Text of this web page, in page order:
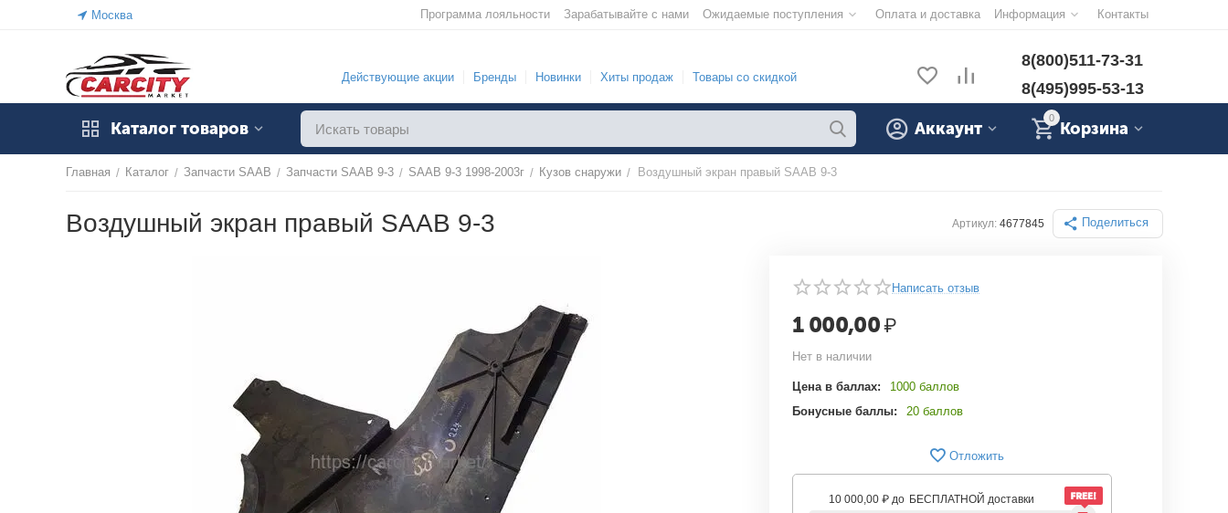
Москва Программа лояльности Зарабатывайте с нами Ожидаемые поступления Оплата и доставка Информация Контакты
Действующие акции Бренды Новинки Хиты продаж Товары со скидкой
8(800)511-73-31
8(495)995-53-13
Каталог товаров
0
Корзина
Аккаунт
Главная / Каталог / Запчасти SAAB / Запчасти SAAB 9-3 / SAAB 9-3 1998-2003г / Кузов снаружи / Воздушный экран правый SAAB 9-3
Воздушный экран правый SAAB 9-3 Артикул: 4677845 Поделиться
Написать отзыв
1 000,00₽
Нет в наличии
Цена в баллах:
1000 баллов
Бонусные баллы:
20 баллов
Отложить
10 000,00 ₽ до БЕСПЛАТНОЙ доставки